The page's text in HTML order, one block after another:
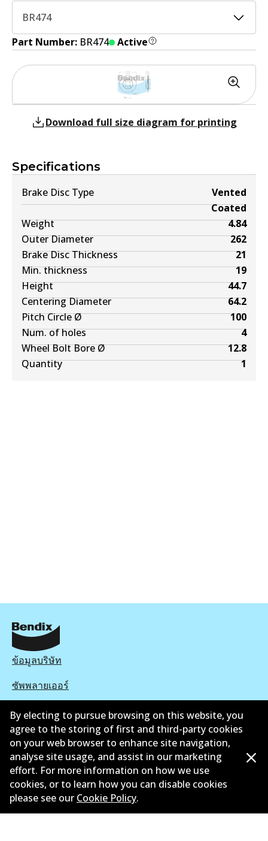
BR474
Part Number: BR474 Active
Specifications
Brake Disc Type
Vented
Coated
Weight
4.84
Outer Diameter
262
Brake Disc Thickness
21
Min. thickness
19
Height
44.7
Centering Diameter
64.2
Pitch Circle Ø
100
Num. of holes
4
Wheel Bolt Bore Ø
12.8
Quantity
1
Download full size diagram for printing
ข้อมูลบริษัท
ซัพพลายเออร์
ติดต่อ
นโยบายความเป็นส่วนตัว
การรับประกัน
ข้อกำหนดและเงื่อนไข
นโยบายการแจ้งเบาะแส
By electing to pursue browsing on this website, you
agree to the storing of first and third-party cookies
on your web browser to enhance site navigation,
analyse site usage, and assist in our marketing
effort. For more information on how we use
cookies, or to learn how you can disable cookies
please see our Cookie Policy.